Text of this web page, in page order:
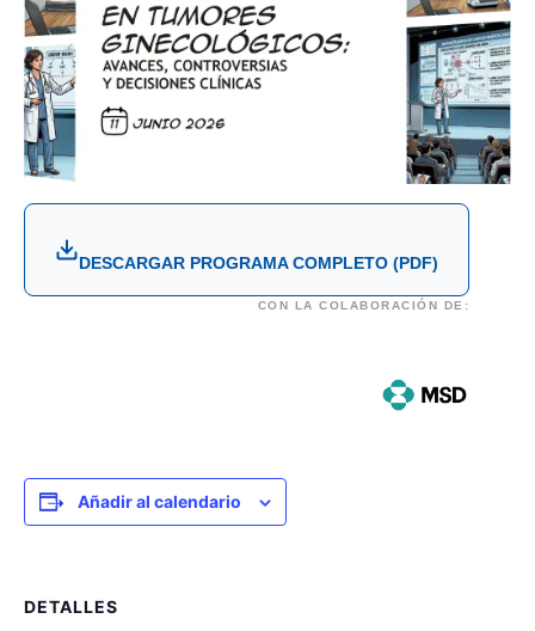
DESCARGAR PROGRAMA COMPLETO (PDF)
CON LA COLABORACIÓN DE:
Añadir al calendario
DETALLES